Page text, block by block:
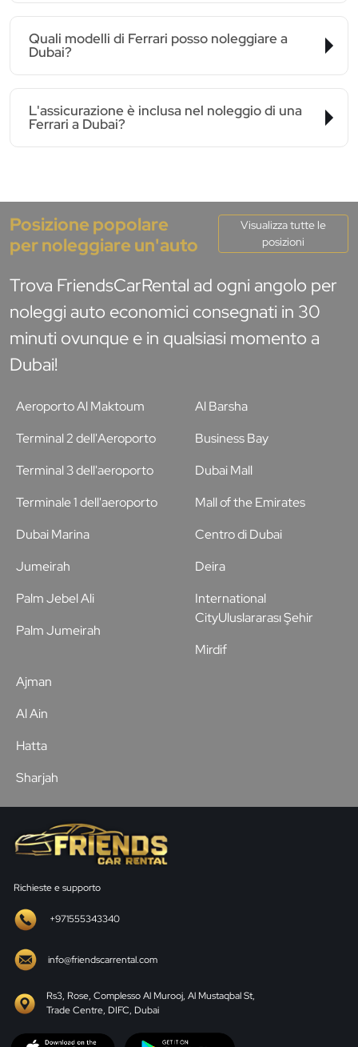
Quali modelli di Ferrari posso noleggiare a
Dubai?
L'assicurazione è inclusa nel noleggio di una
Ferrari a Dubai?
Posizione popolare
per noleggiare un'auto
Visualizza tutte le
posizioni
Trova FriendsCarRental ad ogni angolo per
noleggi auto economici consegnati in 30
minuti ovunque e in qualsiasi momento a
Dubai!
Aeroporto Al Maktoum
Terminal 2 dell'Aeroporto
Terminal 3 dell'aeroporto
Terminale 1 dell'aeroporto
Al Barsha
Business Bay
Dubai Mall
Mall of the Emirates
Dubai Marina
Jumeirah
Palm Jebel Ali
Palm Jumeirah
Centro di Dubai
Deira
International
CityUluslararası Şehir
Mirdif
Ajman
Al Ain
Hatta
Sharjah
Richieste e supporto
+971555343340
info@friendscarrental.com
Rs3, Rose, Complesso Al Murooj, Al Mustaqbal St,
Trade Centre, DIFC, Dubai